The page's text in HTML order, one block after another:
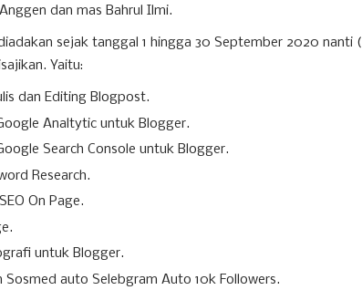
dan mas Bahrul Ilmi.
sejak tanggal 1 hingga 30 September 2020 nanti (
Yaitu:
dan Editing Blogpost.
Analtytic untuk Blogger.
Search Console untuk Blogger.
Research.
On Page.
untuk Blogger.
Sosmed auto Selebgram Auto 10k Followers.